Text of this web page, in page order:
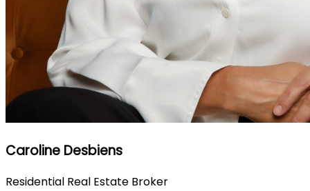
Caroline Desbiens
Residential Real Estate Broker